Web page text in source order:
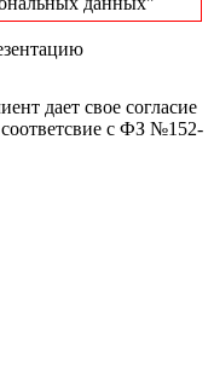
дает свое согласие
с ФЗ №152-